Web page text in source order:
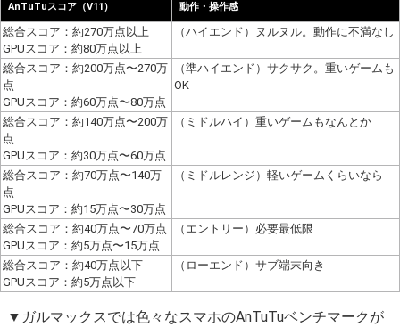
AnTuTuスコア（V11） 動作・操作感
総合スコア：約270万点以上
GPUスコア：約80万点以上
（ハイエンド）ヌルヌル。動作に不満なし
総合スコア：約200万点〜270万
点
GPUスコア：約60万点〜80万点
（準ハイエンド）サクサク。重いゲームも
OK
総合スコア：約140万点〜200万
点
GPUスコア：約30万点〜60万点
（ミドルハイ）重いゲームもなんとか
総合スコア：約70万点〜140万
点
GPUスコア：約15万点〜30万点
（ミドルレンジ）軽いゲームくらいなら
総合スコア：約40万点〜70万点
GPUスコア：約5万点〜15万点
（エントリー）必要最低限
総合スコア：約40万点以下
GPUスコア：約5万点以下
（ローエンド）サブ端末向き
▼ガルマックスでは色々なスマホのAnTuTuベンチマークが